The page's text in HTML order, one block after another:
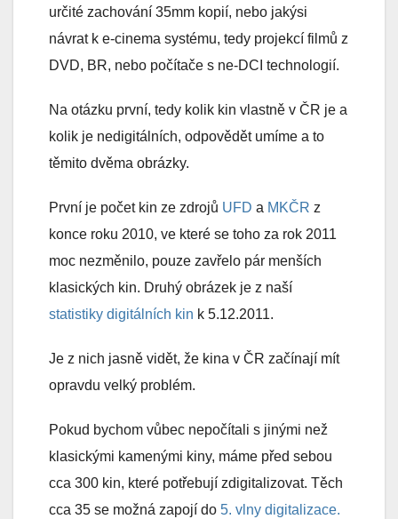
určité zachování 35mm kopií, nebo jakýsi
návrat k e-cinema systému, tedy projekcí filmů z
DVD, BR, nebo počítače s ne-DCI technologií.
Na otázku první, tedy kolik kin vlastně v ČR je a
kolik je nedigitálních, odpovědět umíme a to
těmito dvěma obrázky.
První je počet kin ze zdrojů UFD a MKČR z
konce roku 2010, ve které se toho za rok 2011
moc nezměnilo, pouze zavřelo pár menších
klasických kin. Druhý obrázek je z naší
statistiky digitálních kin k 5.12.2011.
Je z nich jasně vidět, že kina v ČR začínají mít
opravdu velký problém.
Pokud bychom vůbec nepočítali s jinými než
klasickými kamenými kiny, máme před sebou
cca 300 kin, které potřebují zdigitalizovat. Těch
cca 35 se možná zapojí do 5. vlny digitalizace.